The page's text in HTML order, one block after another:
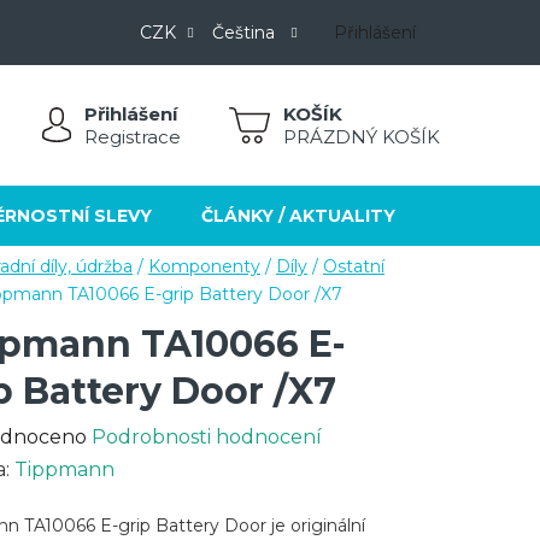
CZK Čeština Přihlášení
Přihlášení
Registrace
NÁKUPNÍPRÁZDNÝ KOŠÍK
SLEVY ČLÁNKY / AKTUALITY
díly, údržba / Komponenty / Díly / Ostatní
TA10066 E-grip Battery Door /X7
TA10066 E-
Battery Door /X7
Podrobnosti hodnocení
Tippmann
TA10066 E-grip Battery Door je originální